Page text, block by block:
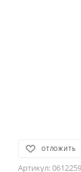
ОТЛОЖИТЬ
Артикул: